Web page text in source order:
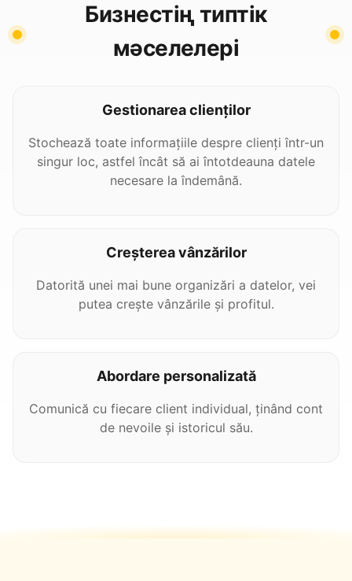
Бизнестің типтік
мәселелері
Gestionarea clienților
Stochează toate informațiile despre clienți într-un
singur loc, astfel încât să ai întotdeauna datele
necesare la îndemână.
Creșterea vânzărilor
Datorită unei mai bune organizări a datelor, vei
putea crește vânzările și profitul.
Abordare personalizată
Comunică cu fiecare client individual, ținând cont
de nevoile și istoricul său.